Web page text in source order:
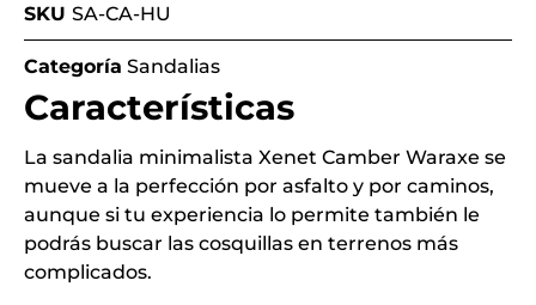
SKU SA-CA-HU
Categoría Sandalias
Características
La sandalia minimalista Xenet Camber Waraxe se
mueve a la perfección por asfalto y por caminos,
aunque si tu experiencia lo permite también le
podrás buscar las cosquillas en terrenos más
complicados.